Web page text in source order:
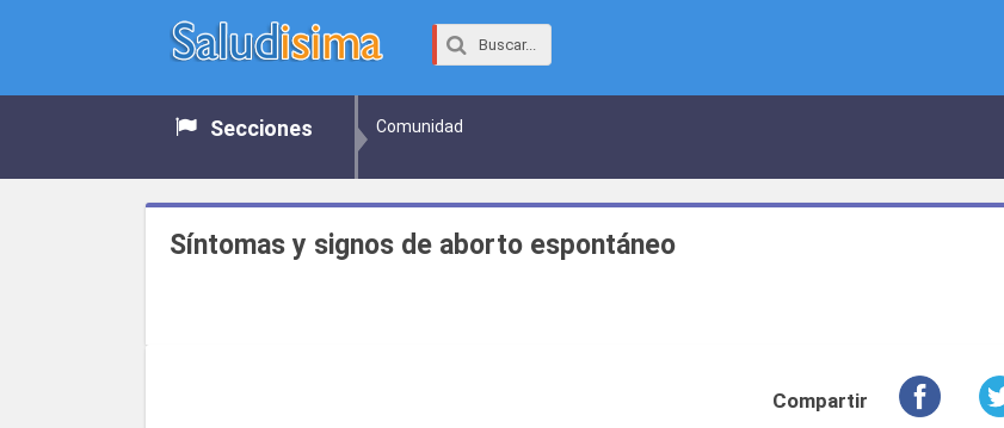
Secciones Comunidad
Síntomas y signos de aborto espontáneo
Compartir